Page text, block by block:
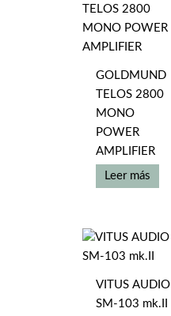
GOLDMUND
TELOS 2800
MONO
POWER
AMPLIFIER
Leer más
VITUS AUDIO
SM-103 mk.II